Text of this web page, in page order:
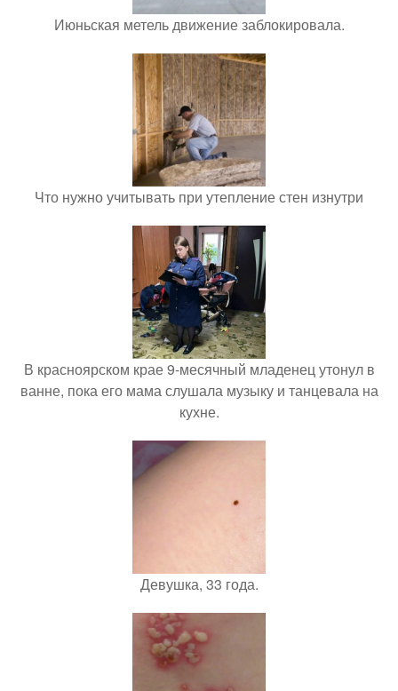
Июньская метель движение заблокировала.
Что нужно учитывать при утепление стен изнутри
В красноярском крае 9-месячный младенец утонул в
ванне, пока его мама слушала музыку и танцевала на
кухне.
Девушка, 33 года.